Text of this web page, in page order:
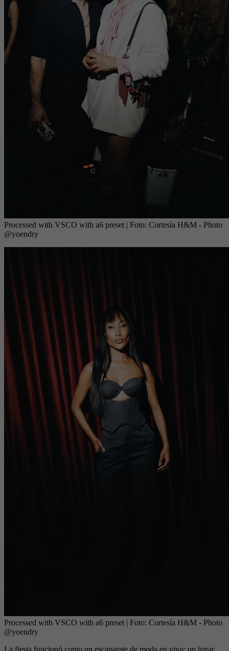
Processed with VSCO with a6 preset | Foto: Cortesía H&M - Photo
@yoendry
Processed with VSCO with a6 preset | Foto: Cortesía H&M - Photo
@yoendry
La fiesta funcionó como un escaparate de moda en vivo: un lugar